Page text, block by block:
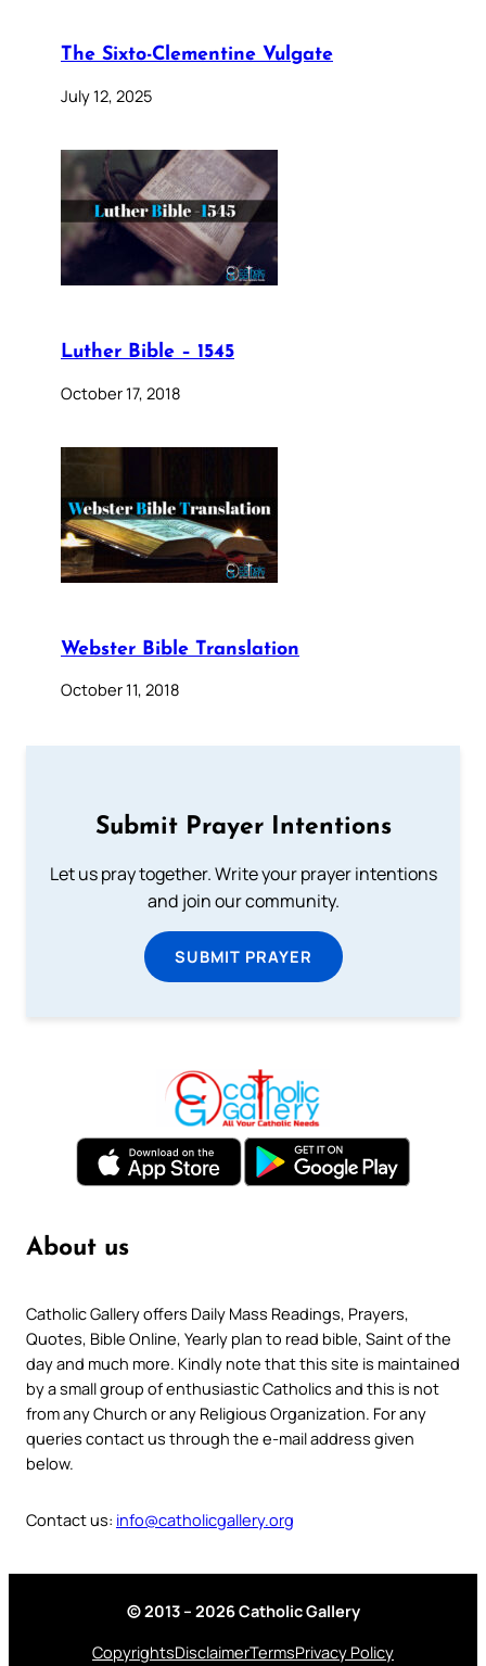
The Sixto-Clementine Vulgate
July 12, 2025
Luther Bible – 1545
October 17, 2018
Webster Bible Translation
October 11, 2018
Submit Prayer Intentions
Let us pray together. Write your prayer intentions
and join our community.
SUBMIT PRAYER
About us
Catholic Gallery offers Daily Mass Readings, Prayers,
Quotes, Bible Online, Yearly plan to read bible, Saint of the
day and much more. Kindly note that this site is maintained
by a small group of enthusiastic Catholics and this is not
from any Church or any Religious Organization. For any
queries contact us through the e-mail address given
below.
Contact us: info@catholicgallery.org
© 2013 – 2026 Catholic Gallery
CopyrightsDisclaimerTermsPrivacy Policy